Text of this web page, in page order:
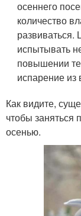
осеннего
количество
развиваться.
испытывать
повышении
испарение из
Как видите,
чтобы заняться
осенью.